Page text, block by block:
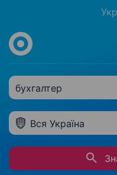
бухгалтер
Вся Україна